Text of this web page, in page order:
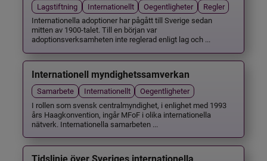
Lagstiftning Internationellt Oegentligheter
Regler
Internationella adoptioner har pågått till Sverige sedan
mitten av 1900-talet. Till en början var
adoptionsverksamheten inte reglerad enligt lag och ...
Internationell myndighetssamverkan
Samarbete Internationellt
Oegentligheter
I rollen som svensk centralmyndighet, i enlighet med 1993
års Haagkonvention, ingår MFoF i olika internationella
nätverk. Internationella samarbeten ...